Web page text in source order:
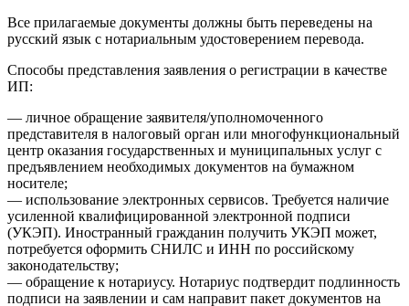
Все прилагаемые документы должны быть переведены на
русский язык с нотариальным удостоверением перевода.
Способы представления заявления о регистрации в качестве
ИП:
— личное обращение заявителя/уполномоченного
представителя в налоговый орган или многофункциональный
центр оказания государственных и муниципальных услуг с
предъявлением необходимых документов на бумажном
носителе;
— использование электронных сервисов. Требуется наличие
усиленной квалифицированной электронной подписи
(УКЭП). Иностранный гражданин получить УКЭП может,
потребуется оформить СНИЛС и ИНН по российскому
законодательству;
— обращение к нотариусу. Нотариус подтвердит подлинность
подписи на заявлении и сам направит пакет документов на